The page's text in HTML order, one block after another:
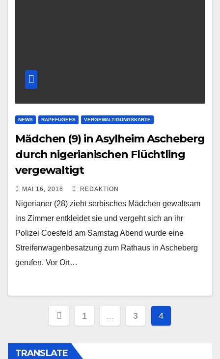
NEWS RAPEFUGEES VERGEWALTIGUNGSKARTE
Mädchen (9) in Asylheim Ascheberg
durch nigerianischen Flüchtling
vergewaltigt
MAI 16, 2016 REDAKTION
Nigerianer (28) zieht serbisches Mädchen gewaltsam
ins Zimmer entkleidet sie und vergeht sich an ihr
Polizei Coesfeld am Samstag Abend wurde eine
Streifenwagenbesatzung zum Rathaus in Ascheberg
gerufen. Vor Ort…
Beitragsnavigation
1 … 3 4
TRANSLATE